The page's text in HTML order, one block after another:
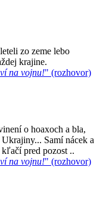
zo zeme lebo
krajine.
na vojnu!" (rozhovor)
o hoaxoch a bla,
Samí nácek a
pred pozost ..
na vojnu!" (rozhovor)